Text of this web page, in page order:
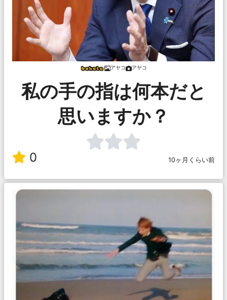
アヤコ アヤコ
私の手の指は何本だと
思いますか？
0 10ヶ月くらい前